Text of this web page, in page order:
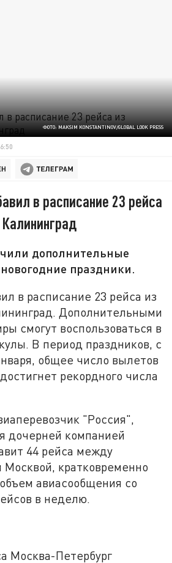
ФОТО: MAKSIM KONSTANTINOV/GLOBAL LOOK PRESS
в расписание 23 рейса
дополнительные
праздники.
в расписание 23 рейса из
Дополнительными
смогут воспользоваться в
В период праздников, с
общее число вылетов
рекордного числа
"Россия",
дочерней компанией
44 рейса между
кратковременно
авиасообщения со
в неделю.
Москва-Петербург